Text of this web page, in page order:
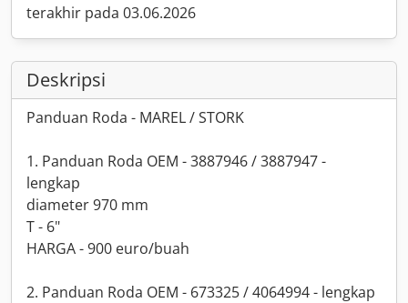
terakhir pada 03.06.2026
Deskripsi
Panduan Roda - MAREL / STORK
1. Panduan Roda OEM - 3887946 / 3887947 -
lengkap
diameter 970 mm
T - 6"
HARGA - 900 euro/buah
2. Panduan Roda OEM - 673325 / 4064994 - lengkap